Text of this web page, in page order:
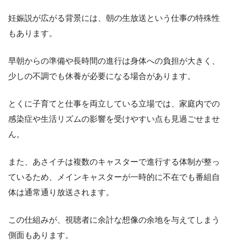
妊娠説が広がる背景には、朝の生放送という仕事の特殊性
もあります。
早朝からの準備や長時間の進行は身体への負担が大きく、
少しの不調でも休養が必要になる場合があります。
とくに子育てと仕事を両立している立場では、家庭内での
感染症や生活リズムの影響を受けやすい点も見過ごせませ
ん。
また、あさイチは複数のキャスターで進行する体制が整っ
ているため、メインキャスターが一時的に不在でも番組自
体は通常通り放送されます。
この仕組みが、視聴者に余計な想像の余地を与えてしまう
側面もあります。